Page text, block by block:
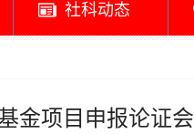
社科动态
金项目申报论证会